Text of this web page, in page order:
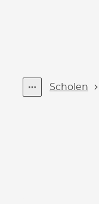
Toon alle
Scholen